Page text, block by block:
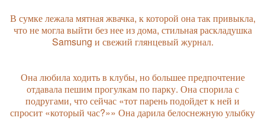
В сумке лежала мятная жвачка, к которой она так привыкла,
что не могла выйти без нее из дома, стильная раскладушка
Samsung и свежий глянцевый журнал.
Она любила ходить в клубы, но большее предпочтение
отдавала пешим прогулкам по парку. Она спорила с
подругами, что сейчас «тот парень подойдет к ней и
спросит «который час?»» Она дарила белоснежную улыбку